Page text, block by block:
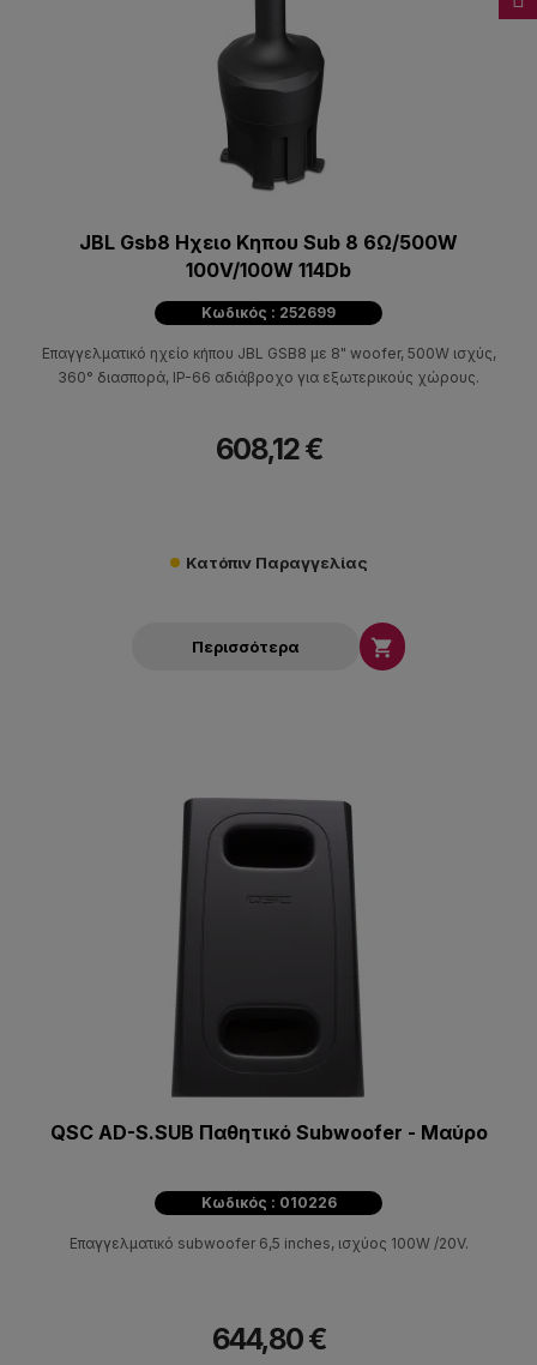
JBL Gsb8 Ηχειο Κηπου Sub 8 6Ω/500W
100V/100W 114Db
Κωδικός : 252699
Επαγγελματικό ηχείο κήπου JBL GSB8 με 8" woofer, 500W ισχύς,
360° διασπορά, IP-66 αδιάβροχο για εξωτερικούς χώρους.
608,12 €
Κατόπιν Παραγγελίας
Περισσότερα 
QSC AD-S.SUB Παθητικό Subwoofer - Μαύρο
Κωδικός : 010226
Επαγγελματικό subwoofer 6,5 inches, ισχύος 100W /20V.
644,80 €